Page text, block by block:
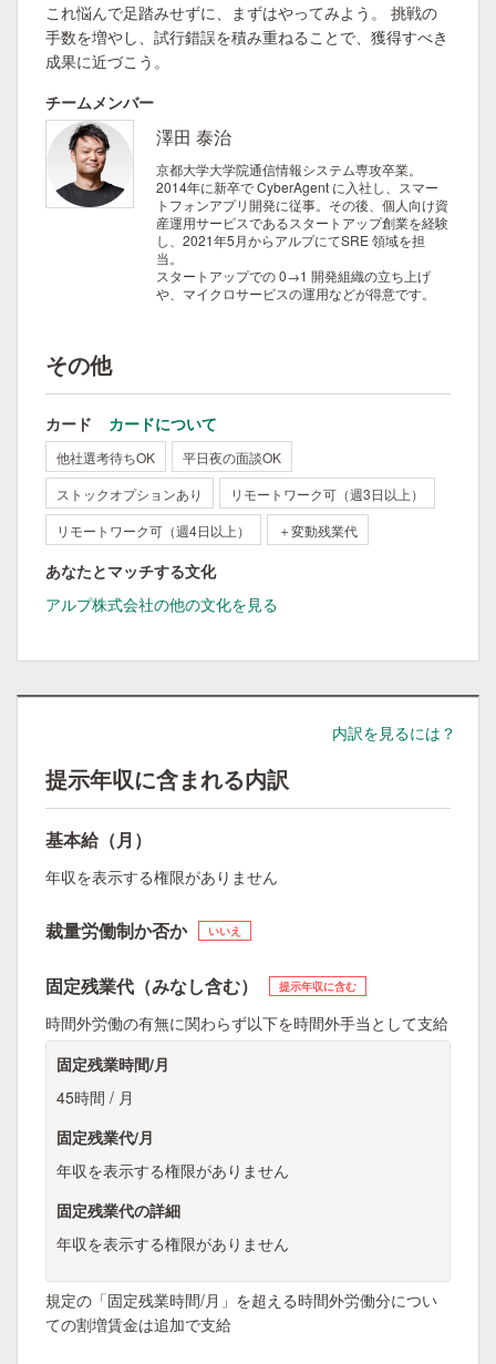
これ悩んで足踏みせずに、まずはやってみよう。 挑戦の
手数を増やし、試行錯誤を積み重ねることで、獲得すべき
成果に近づこう。
チームメンバー
澤田 泰治
京都大学大学院通信情報システム専攻卒業。
2014年に新卒で CyberAgent に入社し、スマー
トフォンアプリ開発に従事。その後、個人向け資
産運用サービスであるスタートアップ創業を経験
し、2021年5月からアルプにてSRE 領域を担
当。
スタートアップでの 0→1 開発組織の立ち上げ
や、マイクロサービスの運用などが得意です。
その他
カード カードについて
他社選考待ちOK
平日夜の面談OK
ストックオプションあり
リモートワーク可（週3日以上）
リモートワーク可（週4日以上）
＋変動残業代
あなたとマッチする文化
アルプ株式会社の他の文化を見る
内訳を見るには？
提示年収に含まれる内訳
基本給（月）
年収を表示する権限がありません
裁量労働制か否か いいえ
固定残業代（みなし含む） 提示年収に含む
時間外労働の有無に関わらず以下を時間外手当として支給
固定残業時間/月
45時間 / 月
固定残業代/月
年収を表示する権限がありません
固定残業代の詳細
年収を表示する権限がありません
規定の「固定残業時間/月」を超える時間外労働分につい
ての割増賃金は追加で支給